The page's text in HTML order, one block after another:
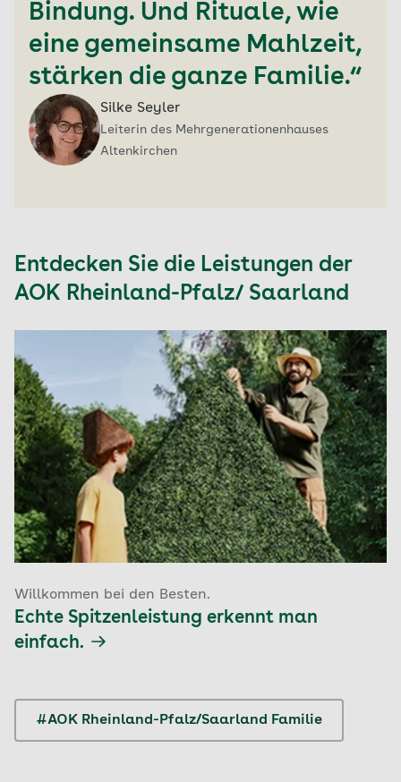
Bindung. Und Rituale, wie
eine gemeinsame Mahlzeit,
stärken die ganze Familie.“
Silke Seyler
Leiterin des Mehrgenerationenhauses
Altenkirchen
Entdecken Sie die Leistungen der
AOK Rheinland-Pfalz/ Saarland
Willkommen bei den Besten.
Echte Spitzenleistung erkennt man
einfach.
#AOK Rheinland-Pfalz/Saarland Familie